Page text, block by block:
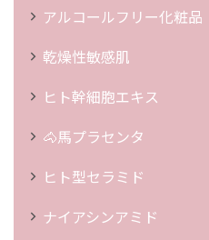
アルコールフリー化粧品
乾燥性敏感肌
ヒト幹細胞エキス
🐴馬プラセンタ
ヒト型セラミド
ナイアシンアミド